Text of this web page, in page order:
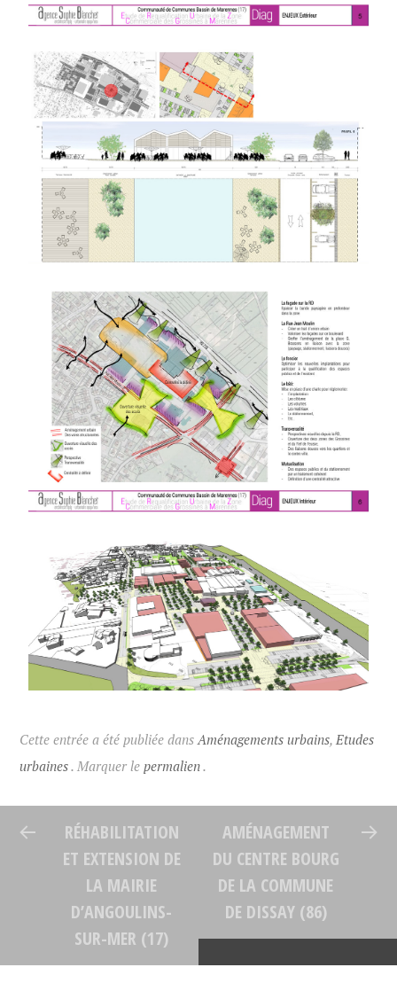
Cette entrée a été publiée dansAménagements urbains,Etudes
urbaines. Marquer lepermalien.
RÉHABILITATION
ET EXTENSION DE
LA MAIRIE
D’ANGOULINS-
SUR-MER (17)
AMÉNAGEMENT
DU CENTRE BOURG
DE LA COMMUNE
DE DISSAY (86)